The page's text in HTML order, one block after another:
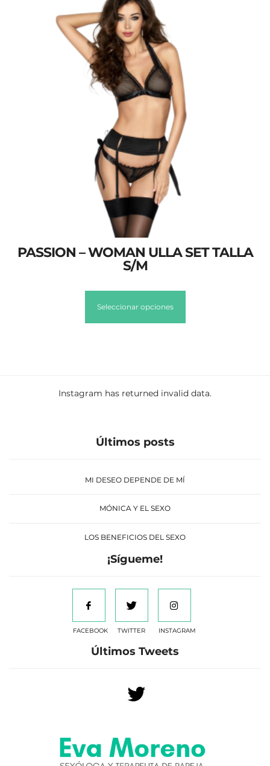
PASSION – WOMAN ULLA SET TALLA
S/M
Seleccionar opciones
Instagram has returned invalid data.
Últimos posts
MI DESEO DEPENDE DE MÍ
MÓNICA Y EL SEXO
LOS BENEFICIOS DEL SEXO
¡Sígueme!
FACEBOOK TWITTER INSTAGRAM
Últimos Tweets